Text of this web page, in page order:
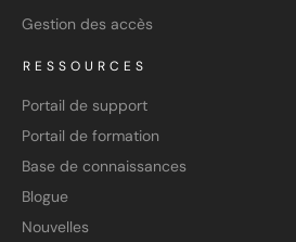
Gestion des accès
RESSOURCES
Portail de support
Portail de formation
Base de connaissances
Blogue
Nouvelles